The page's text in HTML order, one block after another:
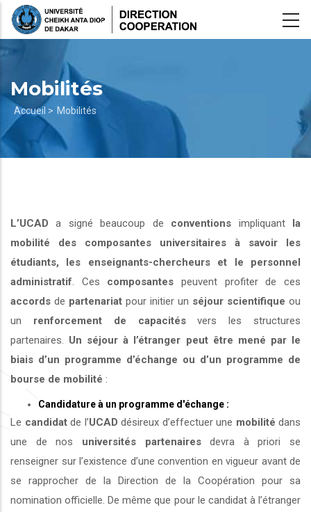
Aller
Mobilités
Fil
d'Ariane
Accueil > Mobilités
L’UCAD a signé beaucoup de conventions impliquant la
mobilité des composantes universitaires à savoir les
étudiants, les enseignants-chercheurs et le personnel
administratif . Ces composantes peuvent profiter de ces
accords de partenariat pour initier un séjour scientifique ou
un renforcement de capacitésvers les structures
partenaires. Un séjour à l’étranger peut être mené par le
biais d’un programme d’échange ou d’un programme de
bourse de mobilité :
Candidature à un programme d'échange :
Le candidatde l’UCAD désireux d’effectuer une mobilité dans
une de nos universités partenairesdevra à priori se
renseigner sur l’existence d’une convention en vigueur avant de
se rapprocher de la Direction de la Coopération pour sa
nomination officielle. De même que pour le candidat à l’étranger